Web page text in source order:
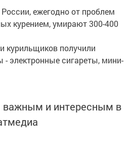
ежегодно от проблем
курением, умирают 300-400
курильщиков получили
- электронные сигареты, мини-
и интересным в